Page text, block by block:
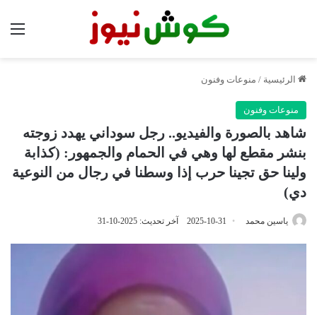
الرئيسية / منوعات وفنون
منوعات وفنون
شاهد بالصورة والفيديو.. رجل سوداني يهدد زوجته
بنشر مقطع لها وهي في الحمام والجمهور: (كذابة
ولينا حق تجينا حرب إذا وسطنا في رجال من النوعية
دي)
ياسين محمد 2025-10-31 آخر تحديث: 2025-10-31